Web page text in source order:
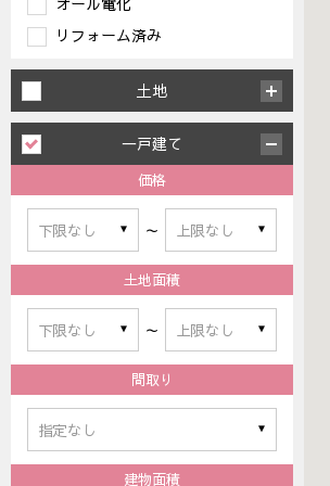
リフォーム済み
土地
一戸建て
価格
～
土地面積
～
間取り
建物面積